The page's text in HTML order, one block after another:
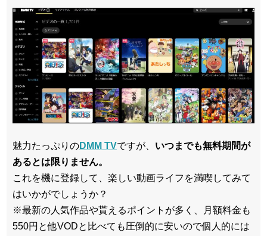
魅力たっぷりのDMM TVですが、 いつまでも無料期間が
あるとは限りません。
これを機に登録して、楽しい動画ライフを満喫してみて
はいかがでしょうか？
※最新の人気作品や貰えるポイントが多く、月額料金も
550円と他VODと比べても圧倒的に安いので個人的には